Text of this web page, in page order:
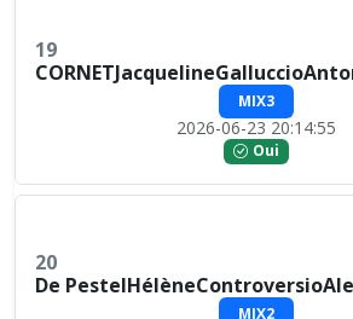
19
MIX3
2026-06-23 20:14:55
Oui
20
De
MIX2